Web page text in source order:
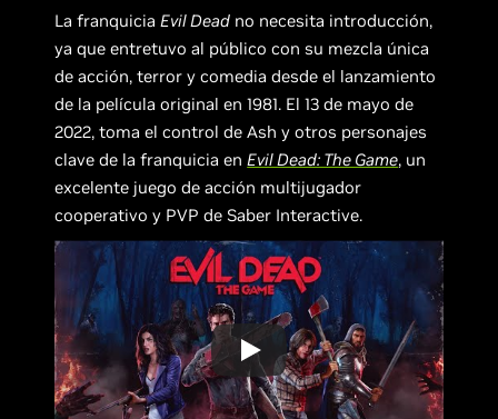
La franquicia Evil Dead no necesita introducción,
ya que entretuvo al público con su mezcla única
de acción, terror y comedia desde el lanzamiento
de la película original en 1981. El 13 de mayo de
2022, toma el control de Ash y otros personajes
clave de la franquicia en Evil Dead: The Game, un
excelente juego de acción multijugador
cooperativo y PVP de Saber Interactive.